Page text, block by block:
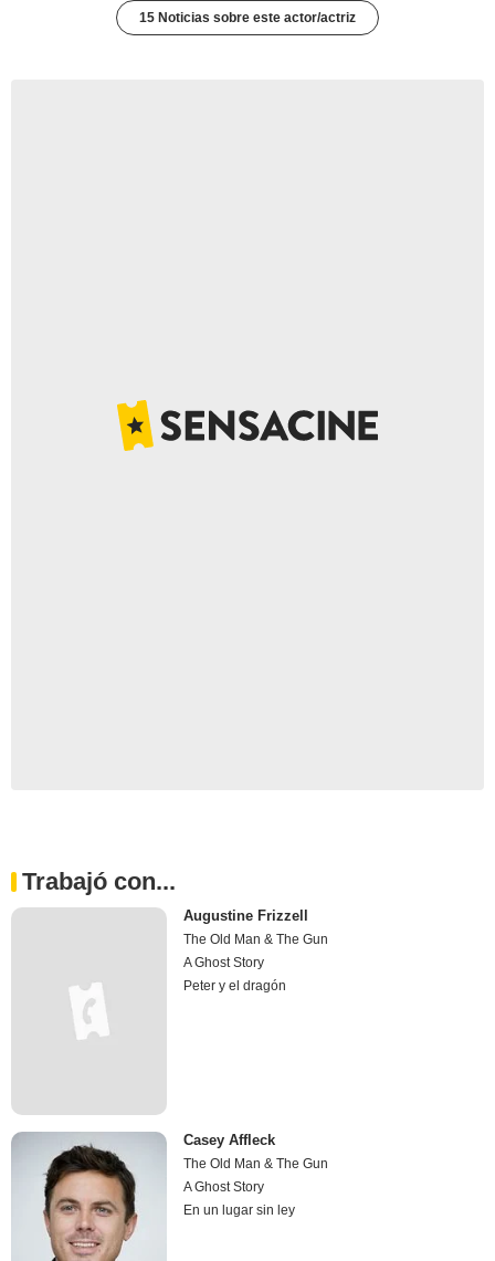
15 Noticias sobre este actor/actriz
Trabajó con...
Augustine Frizzell
The Old Man & The Gun
A Ghost Story
Peter y el dragón
Casey Affleck
The Old Man & The Gun
A Ghost Story
En un lugar sin ley